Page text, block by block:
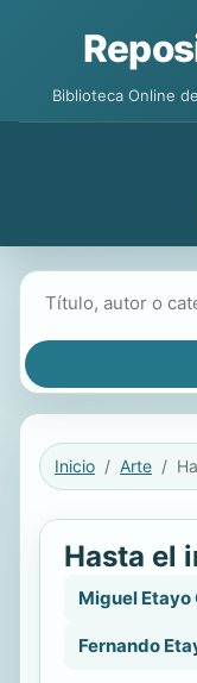
Biblioteca Online
Inicio Arte
Hasta el
Miguel Etayo
Fernando